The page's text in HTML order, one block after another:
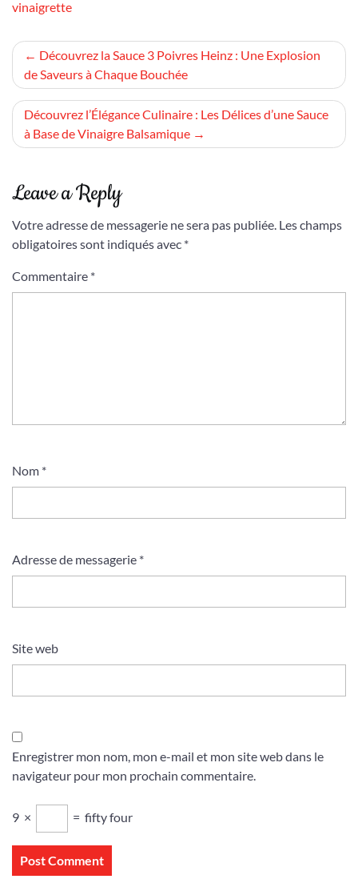
vinaigrette
Navigation
de
l’article
Découvrez la Sauce 3 Poivres Heinz : Une Explosion
de Saveurs à Chaque Bouchée
Découvrez l’Élégance Culinaire : Les Délices d’une Sauce
à Base de Vinaigre Balsamique
Leave a Reply
Votre adresse de messagerie ne sera pas publiée. Les champs
obligatoires sont indiqués avec *
Commentaire *
Nom *
Adresse de messagerie *
Site web
Enregistrer mon nom, mon e-mail et mon site web dans le
navigateur pour mon prochain commentaire.
9 × = fifty four